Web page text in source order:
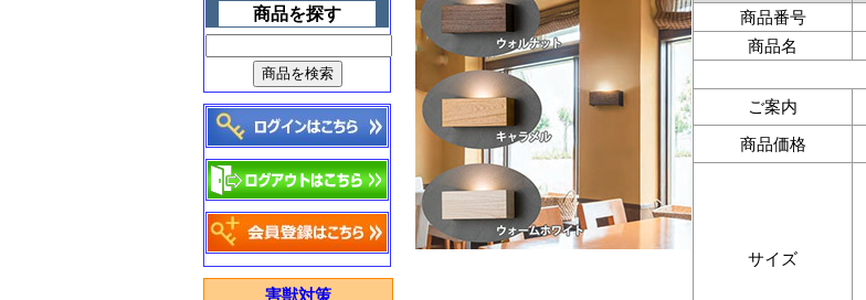
商品番号
商品名
ご案内
商品価格
サイズ
武骨なデザインが
空間をオシャレに演出
【アメリカンフェンス】
商品を探す
害獣対策